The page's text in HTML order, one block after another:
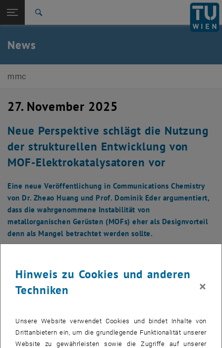
TU Login
Zurück zur letzten Ebene:
Molekulare Materialchemie
News
News
mmc
27. November 2025
Neue Perspektive schlägt die Nutzung
der strukturellen Entwicklung von
MOF-Elektrokatalysatoren vor
Eine neue Veröffentlichung in Communications Chemistry
von Dr. Zheao Huang und Prof. Dominik Eder argumentiert,
dass die wahrgenommene Instabilität von
metallorganischen Gerüsten (MOFs) eher als Designvorteil
denn als Mangel betrachtet werden sollte.
Hinweis zu Cookies und anderen
Techniken
×
Unsere Website verwendet Cookies und bindet Inhalte von
Drittanbietern ein, um die grundlegende Funktionalität unserer
Website zu gewährleisten sowie die Zugriffe auf unserer